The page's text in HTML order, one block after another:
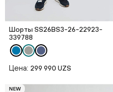
Шорты SS26BS3-26-22923-
339788
Цена: 299 990 UZS
NEW